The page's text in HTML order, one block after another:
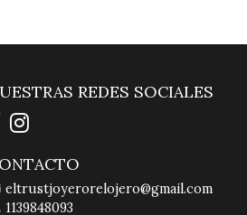
REDES SOCIALES
eltrustjoyerorelojero@gmail.com
1139848093